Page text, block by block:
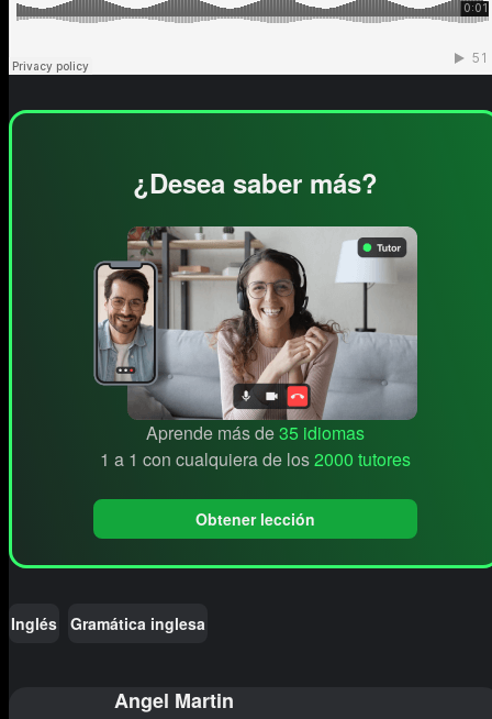
¿Desea saber más?
Aprende más de35 idiomas
1 a 1 con cualquiera de los2000 tutores
Obtener lección
Inglés Gramática inglesa
Angel Martin